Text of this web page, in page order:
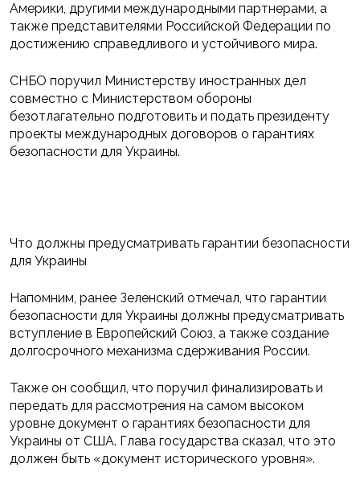
Америки, другими международными партнерами, а
также представителями Российской Федерации по
достижению справедливого и устойчивого мира.
СНБО поручил Министерству иностранных дел
совместно с Министерством обороны
безотлагательно подготовить и подать президенту
проекты международных договоров о гарантиях
безопасности для Украины.
Что должны предусматривать гарантии безопасности
для Украины
Напомним, ранее Зеленский отмечал, что гарантии
безопасности для Украины должны предусматривать
вступление в Европейский Союз, а также создание
долгосрочного механизма сдерживания России.
Также он сообщил, что поручил финализировать и
передать для рассмотрения на самом высоком
уровне документ о гарантиях безопасности для
Украины от США. Глава государства сказал, что это
должен быть «документ исторического уровня».